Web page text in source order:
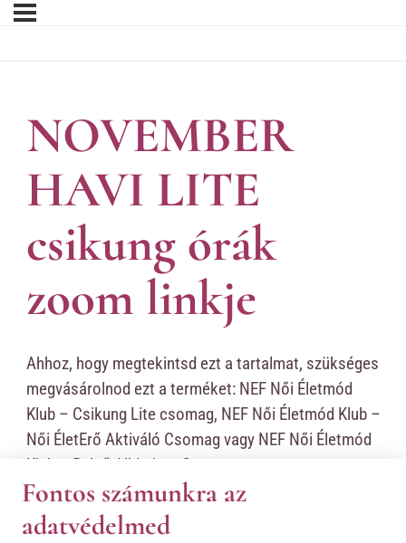
NOVEMBER
HAVI LITE
csikung órák
zoom linkje
Ahhoz, hogy megtekintsd ezt a tartalmat, szükséges
megvásárolnod ezt a terméket: NEF Női Életmód
Klub – Csikung Lite csomag, NEF Női Életmód Klub –
Női ÉletErő Aktiváló Csomag vagy NEF Női Életmód
Klub – Belső Alkimista Csomag.
Fontos számunkra az
adatvédelmed